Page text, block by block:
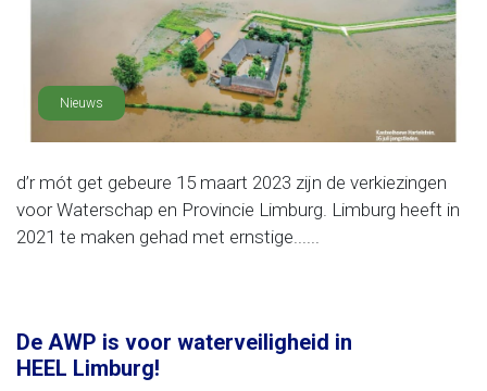
Nieuws
d’r mót get gebeure 15 maart 2023 zijn de verkiezingen
voor Waterschap en Provincie Limburg. Limburg heeft in
2021 te maken gehad met ernstige......
De AWP is voor waterveiligheid in
HEEL Limburg!